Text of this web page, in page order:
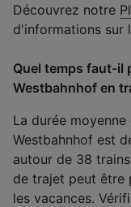
Découvrez notre
d'informations sur
Quel temps faut-il
Westbahnhof en
La durée
Westbahnhof est
autour de 38
de trajet peut être
les vacances.